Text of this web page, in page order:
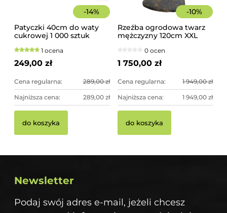
-14%
Patyczki 40cm do waty
cukrowej 1 000 sztuk
1 ocena
249,00 zł
Cena regularna: 289,00 zł
Najniższa cena: 289,00 zł
do koszyka
-10%
Rzeźba ogrodowa twarz
mężczyzny 120cm XXL
dekoracja ogrodowa
0 ocen
1 750,00 zł
Cena regularna: 1 949,00 zł
Najniższa cena: 1 949,00 zł
do koszyka
Newsletter
Podaj swój adres e-mail, jeżeli chcesz